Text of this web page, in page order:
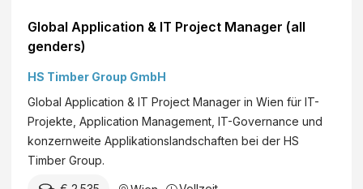
Global Application & IT Project Manager (all
genders)
HS Timber Group GmbH
Global Application & IT Project Manager in Wien für IT-
Projekte, Application Management, IT-Governance und
konzernweite Applikationslandschaften bei der HS
Timber Group.